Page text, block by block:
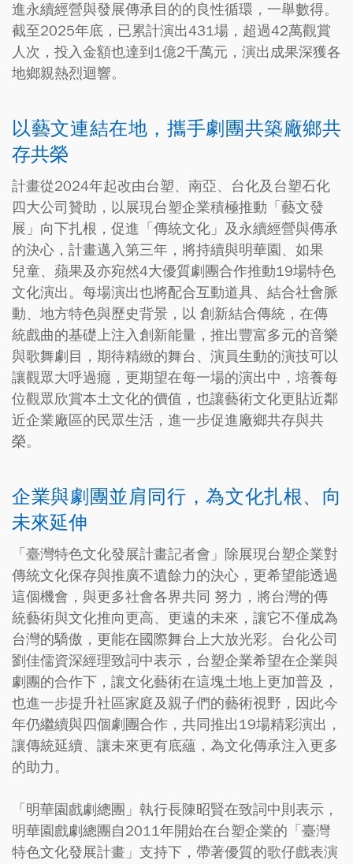
進永續經營與發展傳承目的的良性循環，一舉數得。
截至2025年底，已累計演出431場，超過42萬觀賞
人次，投入金額也達到1億2千萬元，演出成果深獲各
地鄉親熱烈迴響。
以藝文連結在地，攜手劇團共築廠鄉共
存共榮
計畫從2024年起改由台塑、南亞、台化及台塑石化
四大公司贊助，以展現台塑企業積極推動「藝文發
展」向下扎根，促進「傳統文化」及永續經營與傳承
的決心，計畫邁入第三年，將持續與明華園、如果
兒童、蘋果及亦宛然4大優質劇團合作推動19場特色
文化演出。每場演出也將配合互動道具、結合社會脈
動、地方特色與歷史背景，以 創新結合傳統，在傳
統戲曲的基礎上注入創新能量，推出豐富多元的音樂
與歌舞劇目，期待精緻的舞台、演員生動的演技可以
讓觀眾大呼過癮，更期望在每一場的演出中，培養每
位觀眾欣賞本土文化的價值，也讓藝術文化更貼近鄰
近企業廠區的民眾生活，進一步促進廠鄉共存與共
榮。
企業與劇團並肩同行，為文化扎根、向
未來延伸
「臺灣特色文化發展計畫記者會」除展現台塑企業對
傳統文化保存與推廣不遺餘力的決心，更希望能透過
這個機會，與更多社會各界共同 努力，將台灣的傳
統藝術與文化推向更高、更遠的未來，讓它不僅成為
台灣的驕傲，更能在國際舞台上大放光彩。台化公司
劉佳儒資深經理致詞中表示，台塑企業希望在企業與
劇團的合作下，讓文化藝術在這塊土地上更加普及，
也進一步提升社區家庭及親子們的藝術視野，因此今
年仍繼續與四個劇團合作，共同推出19場精彩演出，
讓傳統延續、讓未來更有底蘊，為文化傳承注入更多
的助力。
「明華園戲劇總團」執行長陳昭賢在致詞中則表示，
明華園戲劇總團自2011年開始在台塑企業的「臺灣
特色文化發展計畫」支持下，帶著優質的歌仔戲表演